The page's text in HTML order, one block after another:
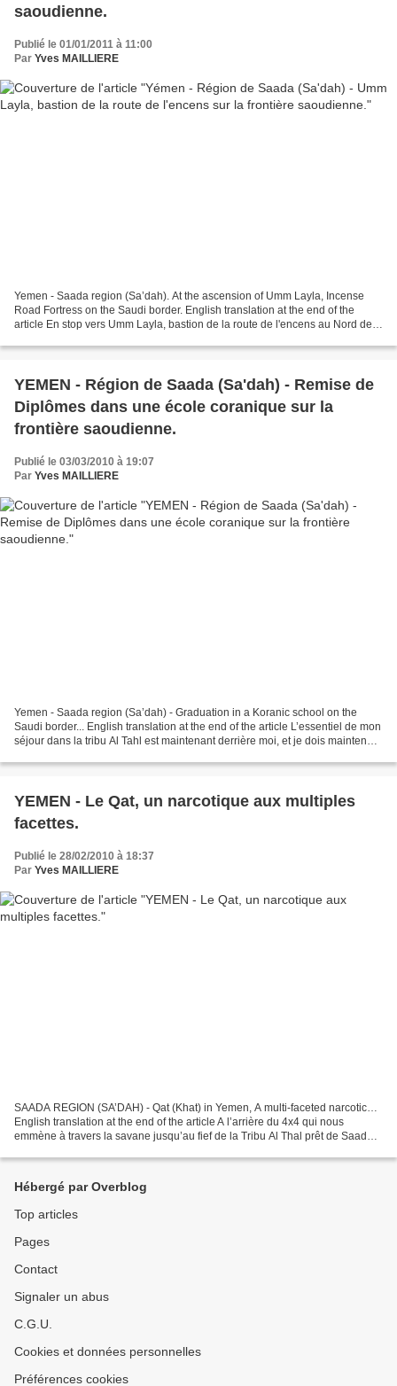
saoudienne.
Publié le 01/01/2011 à 11:00
Par Yves MAILLIERE
Yemen - Saada region (Sa’dah). At the ascension of Umm Layla, Incense
Road Fortress on the Saudi border. English translation at the end of the
article En stop vers Umm Layla, bastion de la route de l'encens au Nord de
YEMEN - Région de Saada (Sa'dah) - Remise de
Diplômes dans une école coranique sur la
frontière saoudienne.
Publié le 03/03/2010 à 19:07
Par Yves MAILLIERE
Yemen - Saada region (Sa’dah) - Graduation in a Koranic school on the
Saudi border... English translation at the end of the article L’essentiel de mon
séjour dans la tribu Al Tahl est maintenant derrière moi, et je dois maintenant
YEMEN - Le Qat, un narcotique aux multiples
facettes.
Publié le 28/02/2010 à 18:37
Par Yves MAILLIERE
SAADA REGION (SA’DAH) - Qat (Khat) in Yemen, A multi-faceted narcotic…
English translation at the end of the article A l’arrière du 4x4 qui nous
emmène à travers la savane jusqu’au fief de la Tribu Al Thal prêt de Saada
Hébergé par Overblog
Top articles
Pages
Contact
Signaler un abus
C.G.U.
Cookies et données personnelles
Préférences cookies